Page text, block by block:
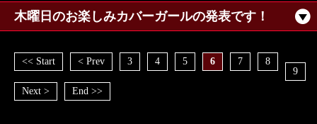
木曜日のお楽しみカバーガールの発表です！
<< Start < Prev 3 4 5 6 7
8
9
Next >
End >>